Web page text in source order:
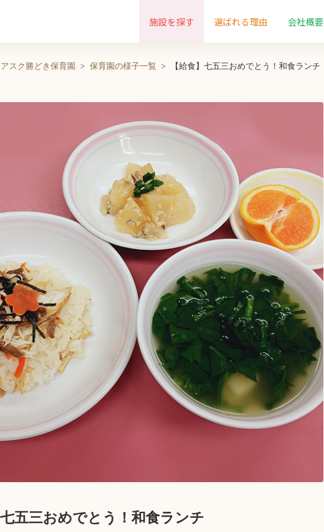
施設を探す 選ばれる理由 会社概要
アスク勝どき保育園 保育園の様子一覧 【給食】七五三おめでとう！和食ランチ
五三おめでとう！和食ランチ